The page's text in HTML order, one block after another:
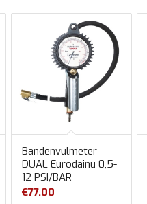
Bandenvulmeter
DUAL Eurodainu 0,5-
12 PSI/BAR
€77.00